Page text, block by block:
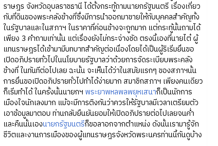
ราษฎร จังหวัดอุบลราชธานี ได้ตั้งกระทู้ถามนายกรัฐมนตรี เรื่องเกี่ยว
กับที่ดินของพระคลังข้างที่ซึ่งมีการนำออกมาขายให้กับบุคคลสำคัญทั้ง
ในรัฐบาลและในสภาฯ ในราคาที่ค่อนข้างจะถูกมาก แต่กระทู้นั้นถามได้
เพียง 3 คำถามเท่านั้น แต่เรื่องยังไม่กระจ่างชัด ตรงนี้เองที่นายไต๋ ผู้
แทนราษฎรได้เข้ามามีบทบาทสำคัญต่อเนื่องโดยได้เป็นผู้ริเริ่มยื่นขอ
เปิดอภิปรายทั่วไปในนโยบายรัฐบาลว่าด้วยการจัดระเบียบพระคลัง
ข้างที่ ในทันทีต่อไปเลย ฉะนั้น จะเห็นได้ว่าในสมัยแรกๆ ของสภาฯนั้น
การยื่นขอเปิดอภิปรายทั่วไปทำได้ง่ายมาก สมาชิกสภาฯ เพียงคนเดียว
ก็เริ่มทำได้ ในครั้งนั้นนายกฯ พระยาพหลพลพยุหเสนาก็เป็นนักการ
เมืองใจนักเลงมาก แม้จะมีการติงกันว่าควรให้รัฐบาลมีเวลาเตรียมตัว
เอาข้อมูลมาตอบ ท่านกลับยืนยันยอมให้เปิดอภิปรายต่อไปเลยจนค่ำ
และคืนนั้นเองนายกรัฐมนตรีก็ขอลาอกจากตำแหน่ง ดังนั้นเรามารู้จัก
ชีวิตและงานการเมืองของผู้แทนราษฎรจังหวัดพระนครท่านนี้กันดูบ้าง